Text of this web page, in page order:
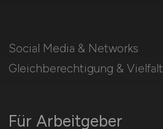
Social Media & Networks
Gleichberechtigung & Vielfalt
Für Arbeitgeber